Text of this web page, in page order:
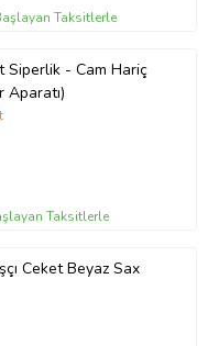
Taksitlerle
Siperlik - Cam Hariç
Aparatı)
Taksitlerle
Baskılı Aşçı Ceket Beyaz Sax